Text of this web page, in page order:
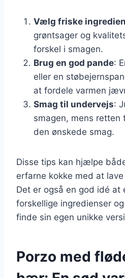
Vælg friske
grøntsager og
forskel i smagen.
Brug en god pande:
eller en
at fordele varmen
Smag til undervejs:
smagen, mens retten
den ønskede smag.
Disse tips kan hjælpe
erfarne kokke med at
Det er også en god idé at
forskellige ingredienser
finde sin egen unikke
Porzo med